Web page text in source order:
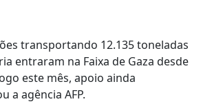
transportando 12.135 toneladas
entraram na Faixa de Gaza desde
este mês, apoio ainda
a agência AFP.